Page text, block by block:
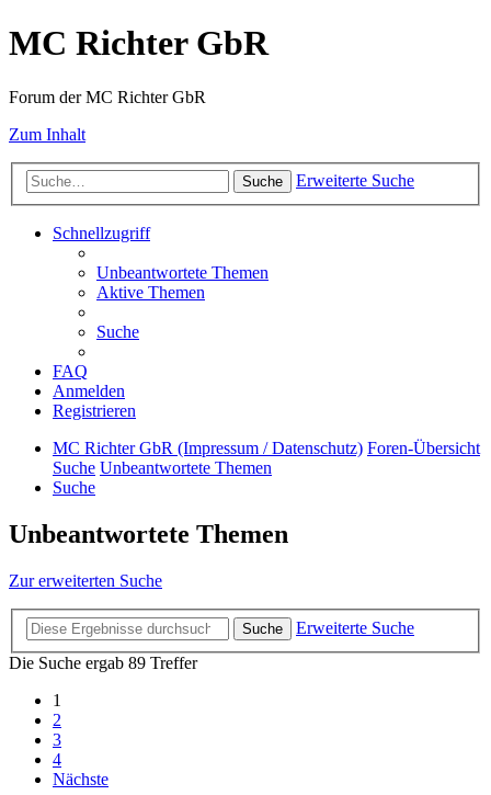
MC Richter GbR
Forum der MC Richter GbR
Zum Inhalt
Suche Erweiterte Suche
Schnellzugriff
Unbeantwortete Themen
Aktive Themen
Suche
FAQ
Anmelden
Registrieren
MC Richter GbR (Impressum / Datenschutz) Foren-Übersicht
Suche Unbeantwortete Themen
Suche
Unbeantwortete Themen
Zur erweiterten Suche
Suche
Erweiterte Suche
Die Suche ergab 89 Treffer
1
2
3
4
Nächste